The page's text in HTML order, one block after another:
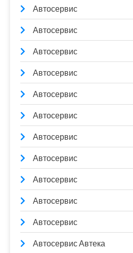
Автосервис
Автосервис
Автосервис
Автосервис
Автосервис
Автосервис
Автосервис
Автосервис
Автосервис
Автосервис
Автосервис
Автосервис Автека